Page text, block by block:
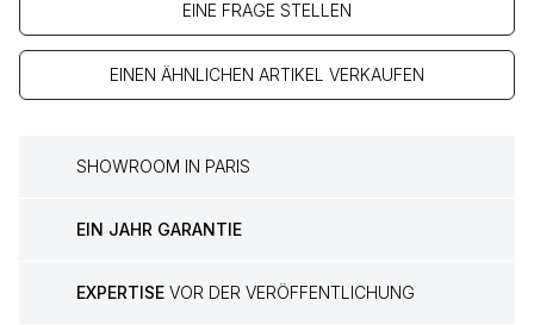
EINE FRAGE STELLEN
EINEN ÄHNLICHEN ARTIKEL VERKAUFEN
SHOWROOM IN PARIS
EIN JAHR GARANTIE
EXPERTISE VOR DER VERÖFFENTLICHUNG